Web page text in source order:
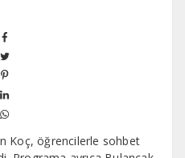
Koç, öğrencilerle sohbet